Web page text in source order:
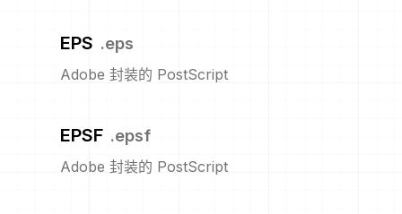
EPS .eps
Adobe 封装的 PostScript
EPSF .epsf
Adobe 封装的 PostScript